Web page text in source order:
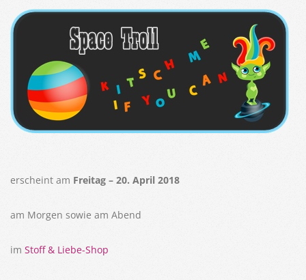
erscheint am Freitag – 20. April 2018
am Morgen sowie am Abend
im Stoff & Liebe-Shop